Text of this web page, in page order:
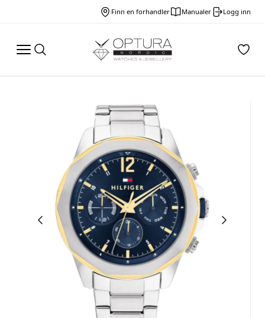
Finn en forhandler Manualer Logg inn